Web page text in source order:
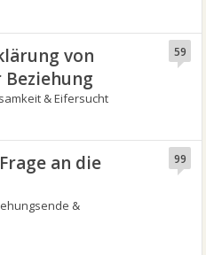
von
& Eifersucht
59
an die
&
99